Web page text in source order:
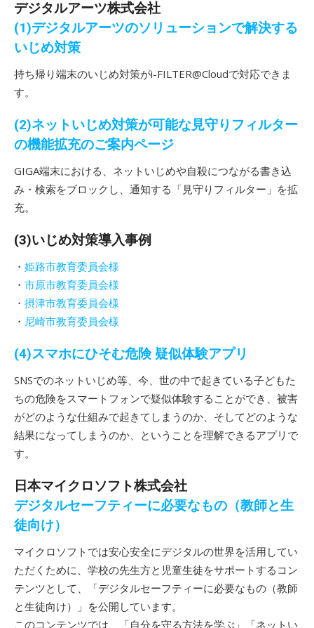
デジタルアーツ株式会社
(1)デジタルアーツのソリューションで解決する
いじめ対策
持ち帰り端末のいじめ対策がi-FILTER@Cloudで対応できま
す。
(2)ネットいじめ対策が可能な見守りフィルター
の機能拡充のご案内ページ
GIGA端末における、ネットいじめや自殺につながる書き込
み・検索をブロックし、通知する「見守りフィルター」を拡
充。
(3)いじめ対策導入事例
・ 姫路市教育委員会様
・ 市原市教育委員会様
・ 摂津市教育委員会様
・ 尼崎市教育委員会様
(4)スマホにひそむ危険 疑似体験アプリ
SNSでのネットいじめ等、今、世の中で起きている子どもた
ちの危険をスマートフォンで疑似体験することができ、被害
がどのような仕組みで起きてしまうのか、そしてどのような
結果になってしまうのか、ということを理解できるアプリで
す。
日本マイクロソフト株式会社
デジタルセーフティーに必要なもの（教師と生
徒向け）
マイクロソフトでは安心安全にデジタルの世界を活用してい
ただくために、学校の先生方と児童生徒をサポートするコン
テンツとして、「デジタルセーフティーに必要なもの（教師
と生徒向け）」を公開しています。
このコンテンツでは、「自分を守る方法を学ぶ」「ネットい